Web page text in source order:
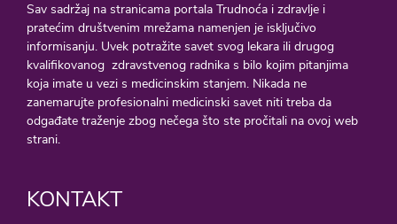
Sav sadržaj na stranicama portala Trudnoća i zdravlje i
pratećim društvenim mrežama namenjen je isključivo
informisanju. Uvek potražite savet svog lekara ili drugog
kvalifikovanog zdravstvenog radnika s bilo kojim pitanjima
koja imate u vezi s medicinskim stanjem. Nikada ne
zanemarujte profesionalni medicinski savet niti treba da
odgađate traženje zbog nečega što ste pročitali na ovoj web
strani.
KONTAKT